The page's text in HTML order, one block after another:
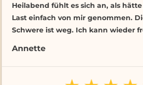
Heilabend fühlt es sich an, als
Last einfach von mir genommen.
Schwere ist weg. Ich kann wieder
Annette